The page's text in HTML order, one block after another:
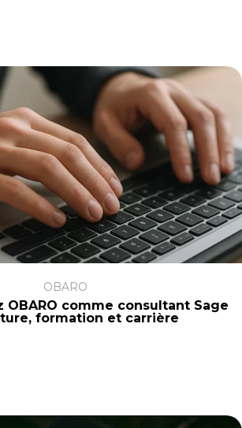
OBARO
OBARO comme consultant Sage
formation et carrière